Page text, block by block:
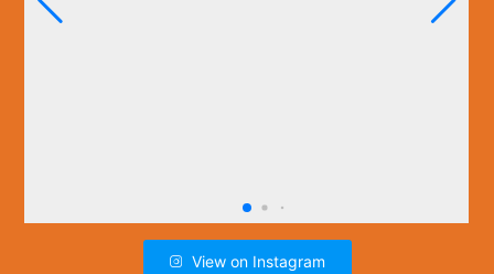
View on Instagram